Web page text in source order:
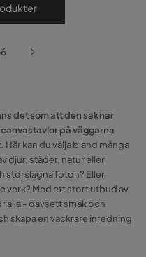
det som att den saknar
på väggarna
Här kan du välja bland många
djur, städer, natur eller
storslagna foton? Eller
verk? Med ett stort utbud av
alla - oavsett smak och
skapa en vackrare inredning